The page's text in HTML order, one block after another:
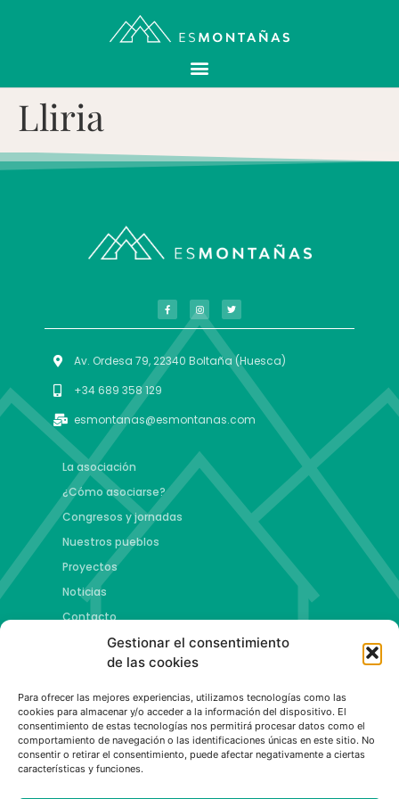
Gestionar el consentimiento
de las cookies
Para ofrecer las mejores experiencias, utilizamos tecnologías como las
cookies para almacenar y/o acceder a la información del dispositivo. El
consentimiento de estas tecnologías nos permitirá procesar datos como el
comportamiento de navegación o las identificaciones únicas en este sitio. No
consentir o retirar el consentimiento, puede afectar negativamente a ciertas
características y funciones.
Lliria
Av. Ordesa 79, 22340 Boltaña (Huesca)
+34 689 358 129
esmontanas@esmontanas.com
La asociación
¿Cómo asociarse?
Congresos y jornadas
Nuestros pueblos
Proyectos
Noticias
Contacto
Proyectos
Copa esMontañas
Red de emprendimiento de base tecnológica
Capital Española de las Montañas